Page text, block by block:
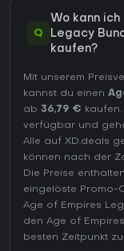
Q
Wo kann
Legacy
kaufen?
Mit unserem
kannst du einen
ab 36,79 €
verfügbar und
Alle auf XD.deals
können nach der
Die Preise
eingelöste Promo-
Age of Empires
den Age of
besten Zeitpunkt